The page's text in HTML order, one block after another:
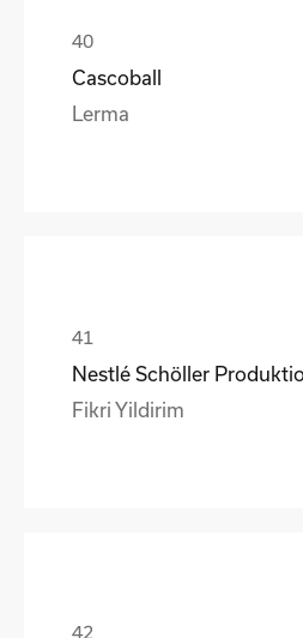
Cascoball
Lerma
Nestlé Schöller
Fikri Yildirim